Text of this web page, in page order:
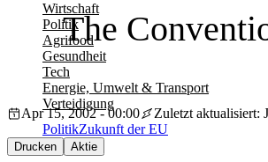
Wirtschaft
Politik
Agrifood
Gesundheit
Tech
Energie, Umwelt & Transport
Verteidigung
The
Apr 15, 2002 - 00:00
Zuletzt aktualisiert:
PolitikZukunft der EU
Drucken Aktie